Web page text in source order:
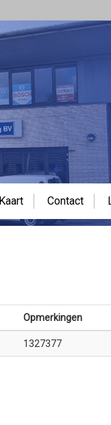
Kaart Contact
Opmerkingen
1327377